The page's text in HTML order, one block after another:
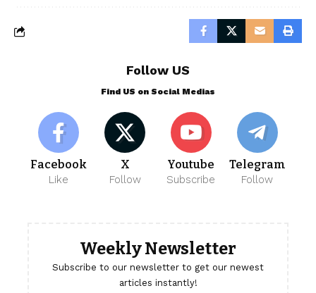
Follow US
Find US on Social Medias
Facebook
Like
X
Follow
Youtube
Subscribe
Telegram
Follow
Weekly Newsletter
Subscribe to our newsletter to get our newest
articles instantly!